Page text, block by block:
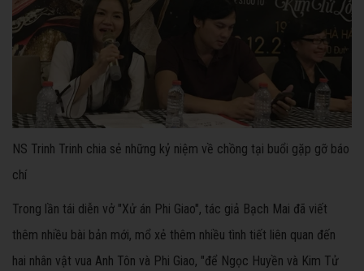
NS Trinh Trinh chia sẻ những kỷ niệm về chồng tại buổi gặp gỡ báo
chí
Trong lần tái diễn vở "Xử án Phi Giao", tác giả Bạch Mai đã viết
thêm nhiều bài bản mới, mổ xẻ thêm nhiều tình tiết liên quan đến
hai nhân vật vua Anh Tôn và Phi Giao, "để Ngọc Huyền và Kim Tử